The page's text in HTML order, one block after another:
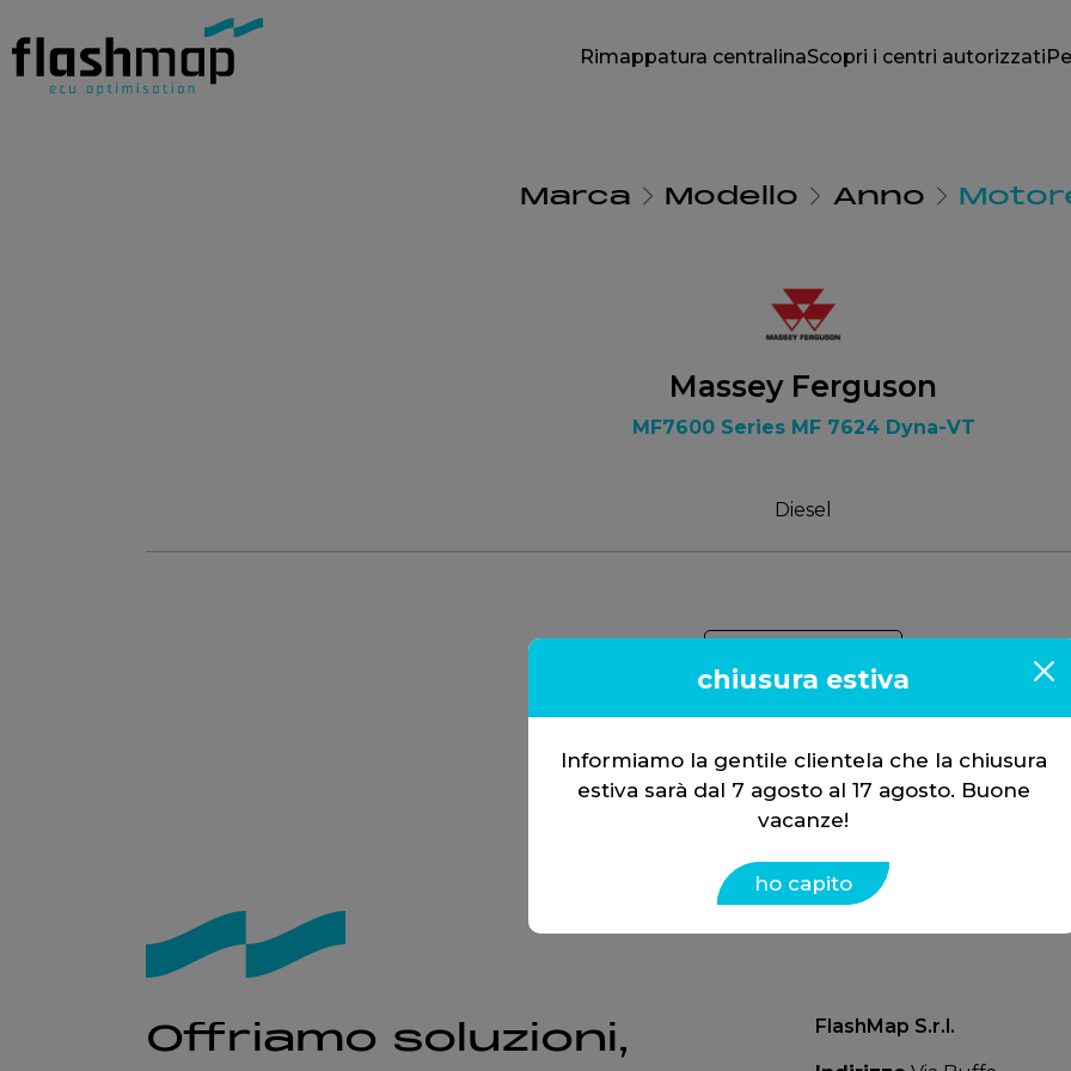
Rimappatura centralinaScopri i centri autorizzati
Marca Modello Anno
Massey Ferguson
MF7600 Series MF 7624 Dyna-VT
Diesel
Diesel 232 hp
Offriamo soluzioni,
FlashMap S.r.l.
chiusura estiva
Informiamo la gentile clientela che la chiusura
estiva sarà dal 7 agosto al 17 agosto. Buone
vacanze!
ho capito